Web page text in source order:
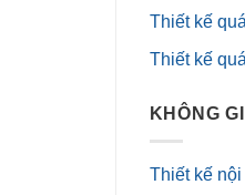
Thiết kế
Thiết kế
KHÔNG
Thiết kế